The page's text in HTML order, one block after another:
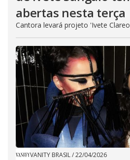
abertas nesta terça
Cantora levará projeto 'Ivete
VANITY BRASIL/22/04/2026